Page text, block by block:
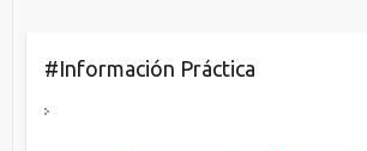
#Información Práctica